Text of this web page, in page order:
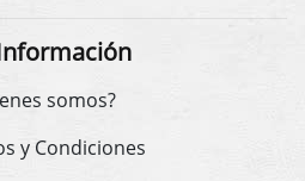
somos?
y Condiciones